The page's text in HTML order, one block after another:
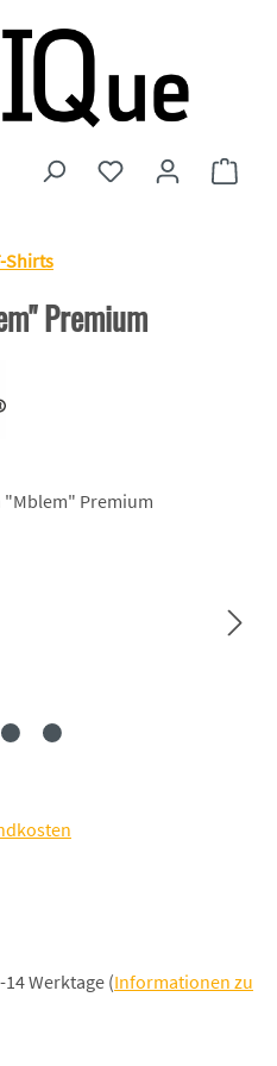
Du hast 0
Shirts
Premium
Werktage (Informationen zu